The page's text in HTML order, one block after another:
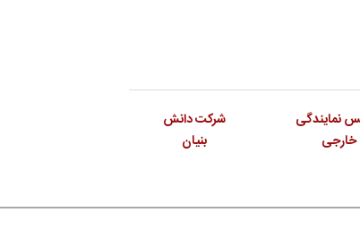
نمایندگی
خارجی
شرکت دانش
بنیان